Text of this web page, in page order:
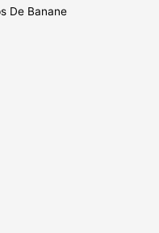
De Banane